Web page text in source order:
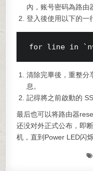
內，账号密码為路由
登入後使用以下的一
for line in
清除完畢後，重整分
息。
記得將之前啟動的
最后也可以将路由器
还没对外正式公布，即
机，直到Power LED闪